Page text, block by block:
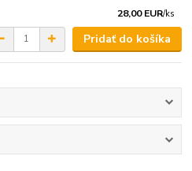
28,00 EUR/ks
Pridať do košíka